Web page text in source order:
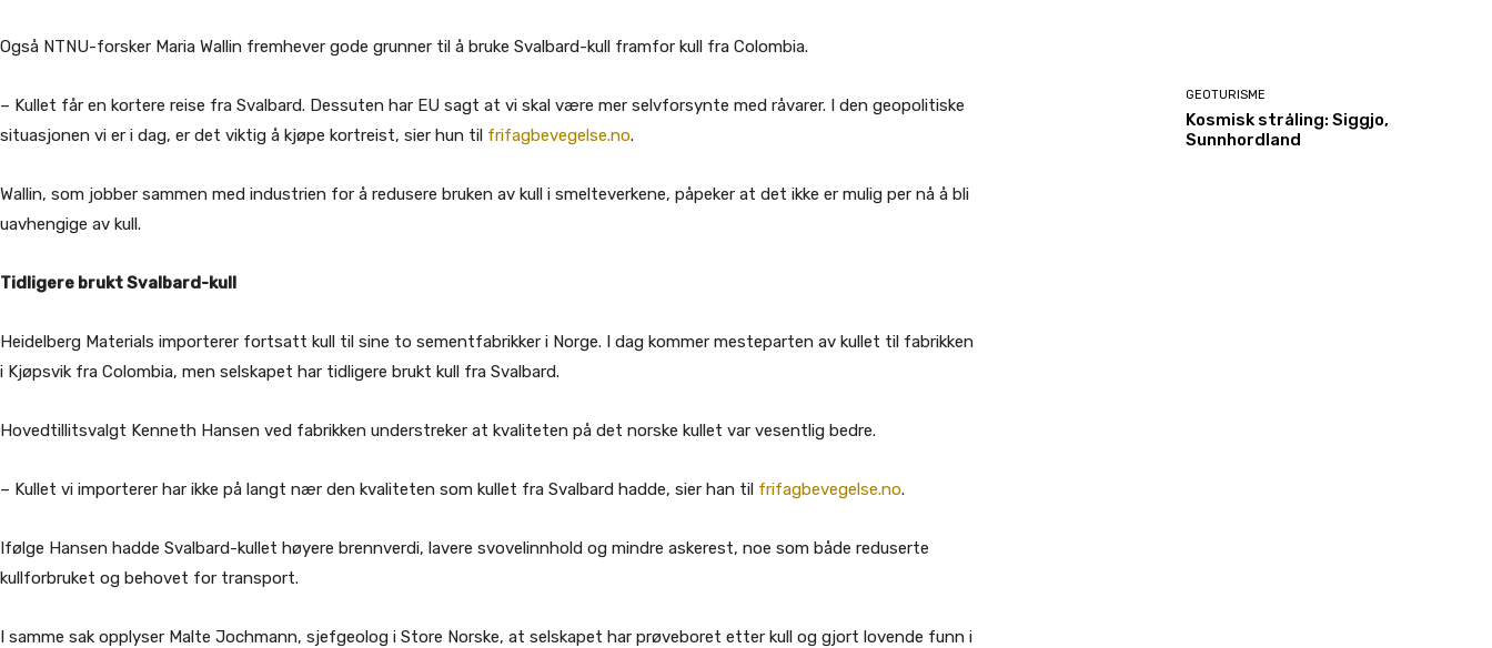
Også NTNU-forsker Maria Wallin fremhever gode grunner til å bruke Svalbard-kull framfor kull fra Colombia.
– Kullet får en kortere reise fra Svalbard. Dessuten har EU sagt at vi skal være mer selvforsynte med råvarer. I den geopolitiske
situasjonen vi er i dag, er det viktig å kjøpe kortreist, sier hun til frifagbevegelse.no.
Wallin, som jobber sammen med industrien for å redusere bruken av kull i smelteverkene, påpeker at det ikke er mulig per nå å bli
uavhengige av kull.
Tidligere brukt Svalbard-kull
Heidelberg Materials importerer fortsatt kull til sine to sementfabrikker i Norge. I dag kommer mesteparten av kullet til fabrikken
i Kjøpsvik fra Colombia, men selskapet har tidligere brukt kull fra Svalbard.
Hovedtillitsvalgt Kenneth Hansen ved fabrikken understreker at kvaliteten på det norske kullet var vesentlig bedre.
– Kullet vi importerer har ikke på langt nær den kvaliteten som kullet fra Svalbard hadde, sier han til frifagbevegelse.no.
Ifølge Hansen hadde Svalbard-kullet høyere brennverdi, lavere svovelinnhold og mindre askerest, noe som både reduserte
kullforbruket og behovet for transport.
I samme sak opplyser Malte Jochmann, sjefgeolog i Store Norske, at selskapet har prøveboret etter kull og gjort lovende funn i
GEOTURISME
Kosmisk stråling: Siggjo,
Sunnhordland